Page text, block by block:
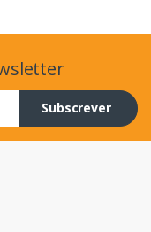
Subscrever